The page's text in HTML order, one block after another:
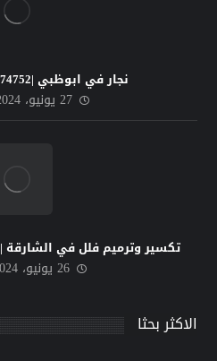
نجار في ابوظبي |0545574752| ارخص نجار
27 يونيو، 2024
تكسير وترميم فلل في الشارقة |0545574752|تكسير المباني
26 يونيو، 2024
الاكثر بحثا